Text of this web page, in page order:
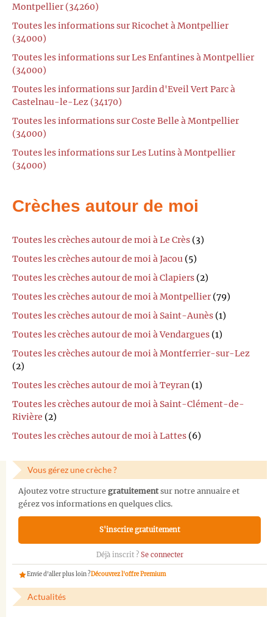
Montpellier (34260)
Toutes les informations sur Ricochet à Montpellier
(34000)
Toutes les informations sur Les Enfantines à Montpellier
(34000)
Toutes les informations sur Jardin d'Eveil Vert Parc à
Castelnau-le-Lez (34170)
Toutes les informations sur Coste Belle à Montpellier
(34000)
Toutes les informations sur Les Lutins à Montpellier
(34000)
Crèches autour de moi
Toutes les crèches autour de moi à Le Crès (3)
Toutes les crèches autour de moi à Jacou (5)
Toutes les crèches autour de moi à Clapiers (2)
Toutes les crèches autour de moi à Montpellier (79)
Toutes les crèches autour de moi à Saint-Aunès (1)
Toutes les crèches autour de moi à Vendargues (1)
Toutes les crèches autour de moi à Montferrier-sur-Lez
(2)
Toutes les crèches autour de moi à Teyran (1)
Toutes les crèches autour de moi à Saint-Clément-de-
Rivière (2)
Toutes les crèches autour de moi à Lattes (6)
Vous gérez une crèche ?
Ajoutez votre structure gratuitementsur notre annuaire et
gérez vos informations en quelques clics.
S'inscrire gratuitement
Déjà inscrit ? Se connecter
Envie d'aller plus loin ?Découvrez l'offre Premium
Actualités